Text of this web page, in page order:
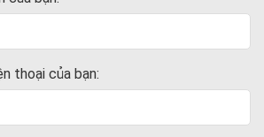
thoại của bạn: